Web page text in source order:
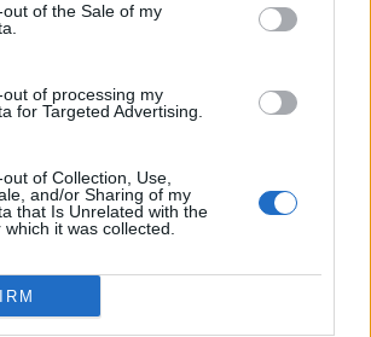
of the Sale of my
of processing my
for Targeted Advertising.
of Collection, Use,
and/or Sharing of my
that Is Unrelated with the
it was collected.
Aktualijos
pinigine: už maudynes
audringoje jūroje baudos
lieka neišrašytos